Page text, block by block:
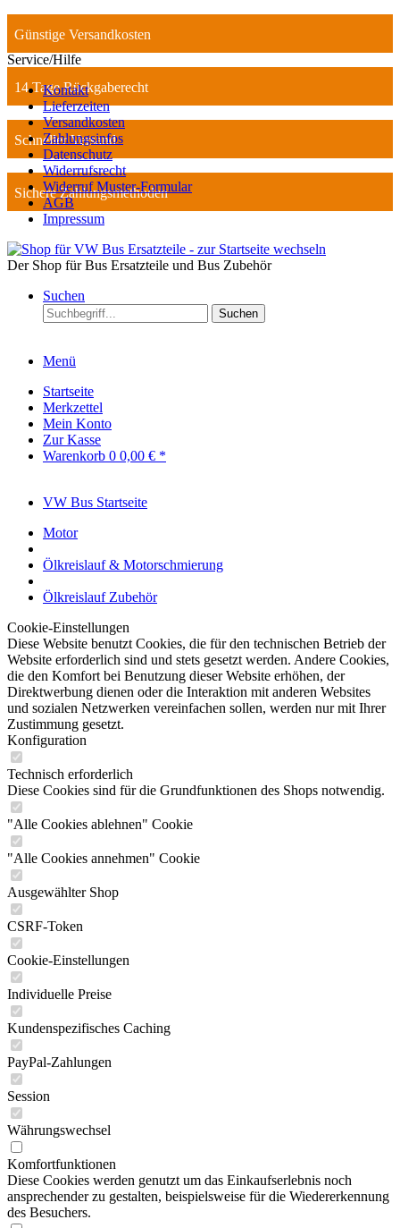
Günstige Versandkosten
14 Tage Rückgaberecht
Schneller Versand
Sichere Zahlungsmethoden
Service/Hilfe
Kontakt
Lieferzeiten
Versandkosten
Zahlungsinfos
Datenschutz
Widerrufsrecht
Widerruf Muster-Formular
AGB
Impressum
Der Shop für Bus Ersatzteile und Bus Zubehör
Suchen
Suchen
Menü
Startseite
Merkzettel
Mein Konto
Zur Kasse
Warenkorb 0 0,00 € *
VW Bus Startseite
Motor
Ölkreislauf & Motorschmierung
Ölkreislauf Zubehör
Cookie-Einstellungen
Diese Website benutzt Cookies, die für den technischen Betrieb der
Website erforderlich sind und stets gesetzt werden. Andere Cookies,
die den Komfort bei Benutzung dieser Website erhöhen, der
Direktwerbung dienen oder die Interaktion mit anderen Websites
und sozialen Netzwerken vereinfachen sollen, werden nur mit Ihrer
Zustimmung gesetzt.
Konfiguration
Technisch erforderlich
Diese Cookies sind für die Grundfunktionen des Shops notwendig.
"Alle Cookies ablehnen" Cookie
"Alle Cookies annehmen" Cookie
Ausgewählter Shop
CSRF-Token
Cookie-Einstellungen
Individuelle Preise
Kundenspezifisches Caching
PayPal-Zahlungen
Session
Währungswechsel
Komfortfunktionen
Diese Cookies werden genutzt um das Einkaufserlebnis noch
ansprechender zu gestalten, beispielsweise für die Wiedererkennung
des Besuchers.